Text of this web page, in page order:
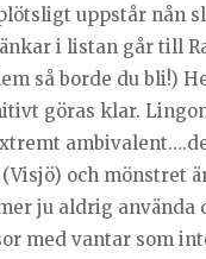
uppstår nån
i listan går till
så borde du bli!)
göras klar.
och mönstret
ju aldrig använda
med vantar som